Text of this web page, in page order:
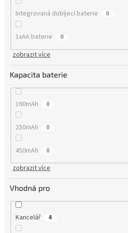
Integrovaná dobíjecí baterie 0
1xAA baterie 0
zobrazit více
Kapacita baterie
160mAh 0
250mAh 0
450mAh 0
zobrazit více
Vhodná pro
Kancelář 4